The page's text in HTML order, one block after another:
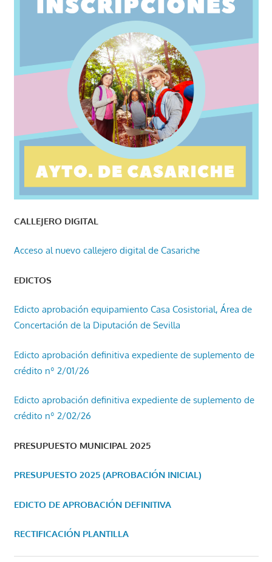
CALLEJERO DIGITAL
Acceso al nuevo callejero digital de Casariche
EDICTOS
Edicto aprobación equipamiento Casa Cosistorial, Área de
Concertación de la Diputación de Sevilla
Edicto aprobación definitiva expediente de suplemento de
crédito nº 2/01/26
Edicto aprobación definitiva expediente de suplemento de
crédito nº 2/02/26
PRESUPUESTO MUNICIPAL 2025
PRESUPUESTO 2025 (APROBACIÓN INICIAL)
EDICTO DE APROBACIÓN DEFINITIVA
RECTIFICACIÓN PLANTILLA